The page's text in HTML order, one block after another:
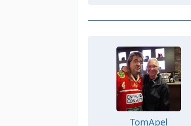
TomApel